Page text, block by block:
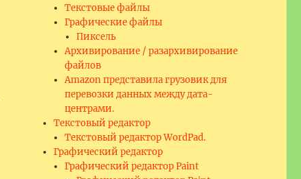
Текстовые файлы
Графические файлы
Пиксель
Архивирование / разархивирование
файлов
Amazon представила грузовик для
перевозки данных между дата-
центрами.
Текстовый редактор
Текстовый редактор WordPad.
Графический редактор
Графический редактор Paint